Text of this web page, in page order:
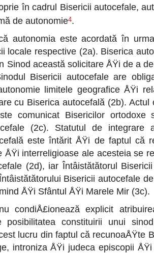
în cadrul Bisericii autocefale,
de autonomie4.
autonomia este acorda­tă în
locale respective (2a). Biserica
Sinod această solicitare ÅŸi de a
Bisericii autoce­fale are
limitele geografice ÅŸi
cu Biserica autocefală (2b). Actul
comunicat Bisericilor ortodoxe
(2c). Statutul de integrare
este întărit ÅŸi de faptul că
ÅŸi interreligioase ale aces­teia se
(2d), iar Întâistătătorul
Bisericii autocefale
ÅŸi Sfântul ÅŸi Marele Mir (3c).
condiÅ£ionează explicit
posibilitatea constituirii unui
lucru din faptul că recunoaÅŸte
introniza ÅŸi judeca epi­scopii